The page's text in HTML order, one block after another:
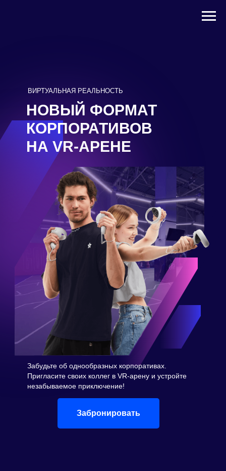
ВИРТУАЛЬНАЯ РЕАЛЬНОСТЬ
Забудьте об однообразных корпоративах.
Пригласите своих коллег в VR-арену и устройте
незабываемое приключение!
НОВЫЙ ФОРМАТ
КОРПОРАТИВОВ
НА VR-АРЕНЕ
Забронировать